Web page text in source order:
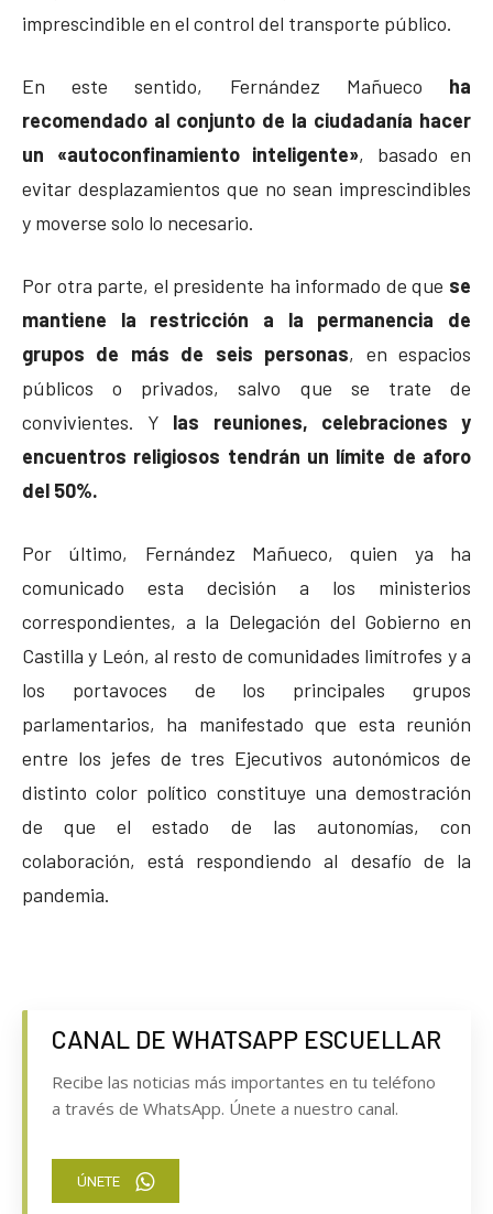
imprescindible en el control del transporte público.
En este sentido, Fernández Mañueco ha
recomendado al conjunto de la ciudadanía hacer
un «autoconfinamiento inteligente», basado en
evitar desplazamientos que no sean imprescindibles
y moverse solo lo necesario.
Por otra parte, el presidente ha informado de que se
mantiene la restricción a la permanencia de
grupos de más de seis personas, en espacios
públicos o privados, salvo que se trate de
convivientes. Y las reuniones, celebraciones y
encuentros religiosos tendrán un límite de aforo
del 50%.
Por último, Fernández Mañueco, quien ya ha
comunicado esta decisión a los ministerios
correspondientes, a la Delegación del Gobierno en
Castilla y León, al resto de comunidades limítrofes y a
los portavoces de los principales grupos
parlamentarios, ha manifestado que esta reunión
entre los jefes de tres Ejecutivos autonómicos de
distinto color político constituye una demostración
de que el estado de las autonomías, con
colaboración, está respondiendo al desafío de la
pandemia.
CANAL DE WHATSAPP ESCUELLAR
Recibe las noticias más importantes en tu teléfono
a través de WhatsApp. Únete a nuestro canal.
ÚNETE